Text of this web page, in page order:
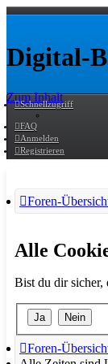
Digital-
Zum Inhalt
Schnellzugriff
FAQ
Anmelden
Registrieren
Foren-
Alle
Bist du dir sicher,
Foren-